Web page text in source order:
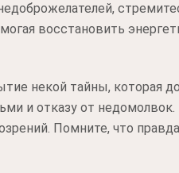
восстановить
некой тайны, которая
и отказу от
Помните, что